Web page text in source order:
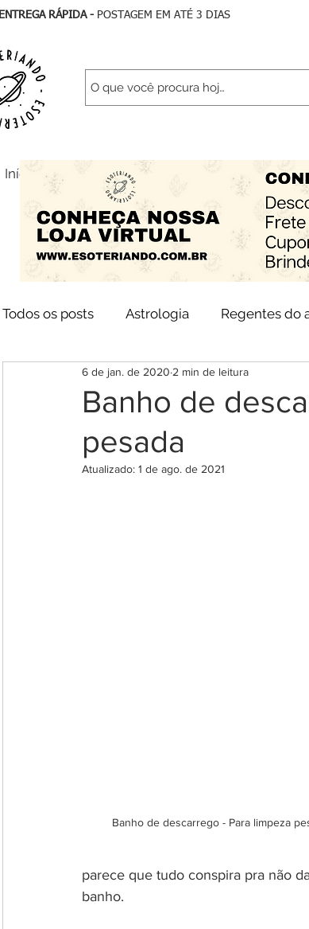
ENTREGA RÁPIDA - POSTAGEM EM ATÉ 3 DIAS
Início Todos Artigos Astrologia
Todos os posts Astrologia Regentes do
Rituais para o Amor e Autoestima
Rituais para Saúde e Bem Estar
Banho de
pesada
6 de jan. de 2020 2 min de leitura
Atualizado: 1 de ago. de 2021
Banho de descarrego - Para limpeza
parece que tudo conspira pra não
banho.